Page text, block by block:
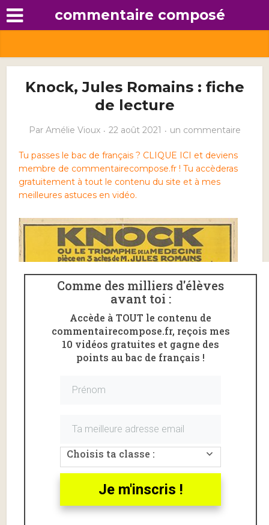
commentaire composé
Knock, Jules Romains : fiche
de lecture
Par Amélie Vioux 22 août 2021 un commentaire
Tu passes le bac de français ? CLIQUE ICI et deviens
membre de commentairecompose.fr ! Tu accèderas
gratuitement à tout le contenu du site et à mes
meilleures astuces en vidéo.
Comme des milliers d'élèves
avant toi :
Accède à TOUT le contenu de
commentairecompose.fr, reçois mes
10 vidéos gratuites et gagne des
points au bac de français !
Choisis ta classe :
Je m'inscris !